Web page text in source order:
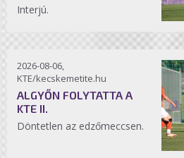
Interjú.
2026-08-06,
KTE/kecskemetite.hu
ALGYŐN FOLYTATTA A
KTE II.
Döntetlen az edzőmeccsen.